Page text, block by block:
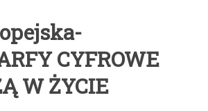
CYFROWE
W ŻYCIE